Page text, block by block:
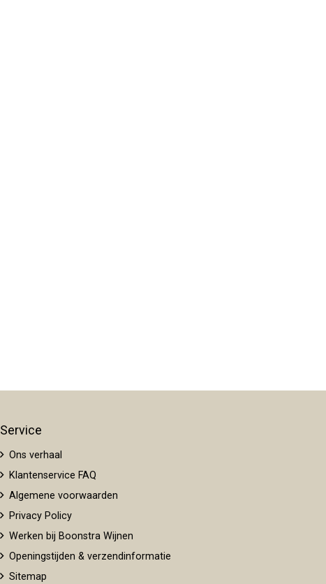
Service
Ons verhaal
Klantenservice FAQ
Algemene voorwaarden
Privacy Policy
Werken bij Boonstra Wijnen
Openingstijden & verzendinformatie
Sitemap